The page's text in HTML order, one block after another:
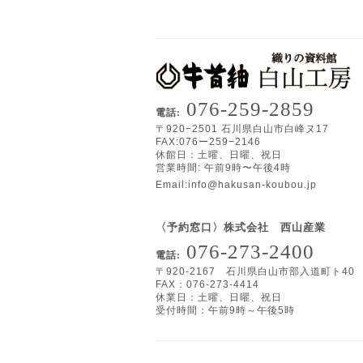
電話: 076-259-2859
〒920−2501 石川県白山市白峰ヌ17
FAX:076ー259−2146
休館日：土曜、日曜、祝日
営業時間: 午前9時〜午後4時
Email:info@hakusan-koubou.jp
〈予約窓口〉株式会社 西山産業
電話: 076-273-2400
〒920-2167 石川県白山市部入道町ト40
FAX：076-273-4414
休業日：土曜、日曜、祝日
受付時間：午前9時～午後5時